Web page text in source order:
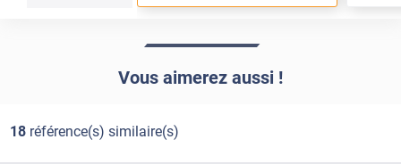
Vous aimerez aussi !
18référence(s) similaire(s)